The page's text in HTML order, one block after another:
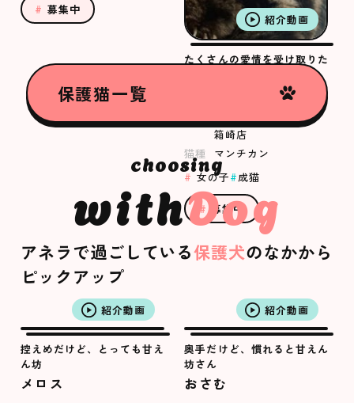
募集中
紹介動画
たくさんの愛情を受け取りた
店舗 ANELLA CAFE
箱崎店
猫種
マンチカン
女の子
成猫
募集中
保護猫一覧
withDog
アネラで過ごしている保護犬のなかから
ピックアップ
紹介動画
控えめだけど、とっても甘え
ん坊
メロス
紹介動画
奥手だけど、慣れると甘えん
坊さん
おさむ